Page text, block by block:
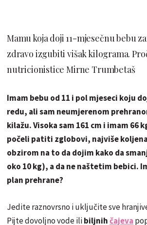
Mamu koja doji 11-mjesečnu bebu
zdravo izgubiti višak kilograma.
nutricionistice Mirne Trumbetaš
Imam bebu od 11 i pol mjeseci koju
redu, ali sam neumjerenom
kilažu. Visoka sam 161 cm i imam 66
počeli patiti zglobovi, najviše
obzirom na to da dojim kako da
oko 10 kg), a da ne naštetim bebici.
plan prehrane?
Jedite raznovrsno i uključite sve
Pijte dovoljno vode ilibiljnihčajeva